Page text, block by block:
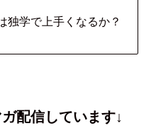
独学で上手くなるか？
配信しています↓